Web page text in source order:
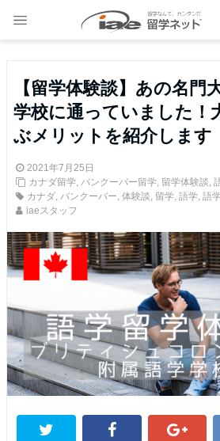
【留学体験談】あの名門
学校に通っていました！
ぶメリットを紹介します
2021年7月25日
カナダ留学, バンクーバー留学, 留学体験談,
カナダ, バンクーバー, 体験談, 留学, 語学, 語
iaeスタッフ